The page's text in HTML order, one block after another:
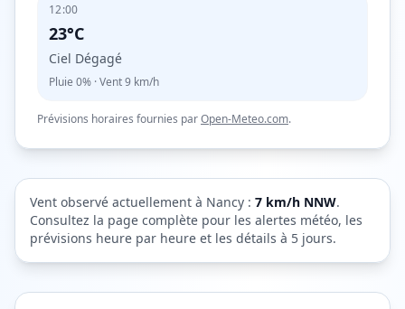
12:00
23°C
Ciel Dégagé
Pluie 0% · Vent9 km/h
Prévisions horaires fournies parOpen-Meteo.com.
Vent observé actuellement à Nancy : 7 km/h NNW.
Consultez la page complète pour les alertes météo, les
prévisions heure par heure et les détails à 5 jours.